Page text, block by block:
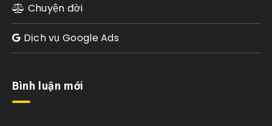
Chuyện đời
Dịch vụ Google Ads
Bình luận mới